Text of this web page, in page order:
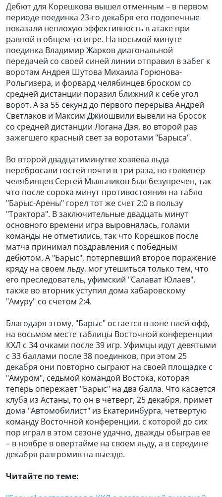
Дебют для Корешкова вышел отменным – в первом
периоде поединка 23-го декабря его подопечные
показали неплохую эффективность в атаке при
равной в общем-то игре. На восьмой минуте
поединка Владимир Жарков диагональной
передачей со своей синей линии отправил в забег к
воротам Андрея Шутова Михаила Горюнова-
Рольгизера, и форвард челябинцев броском со
средней дистанции поразил ближний к себе угол
ворот. А за 55 секунд до первого перерыва Андрей
Светлаков и Максим Джиошвили вывели на бросок
со средней дистанции Логана Дэя, во второй раз
зажегшего красный свет за воротами "Барыса".
Во второй двадцатиминутке хозяева льда
перебросали гостей почти в три раза, но голкипер
челябинцев Сергей Мыльников был безупречен, так
что после сорока минут противостояния на табло
"Барыс-Арены" горел тот же счет 2:0 в пользу
"Трактора". В заключительные двадцать минут
основного времени игра выровнялась, голами
команды не отметились, так что Корешков после
матча принимал поздравления с победным
дебютом. А "Барыс", потерпевший второе поражение
кряду на своем льду, мог утешиться только тем, что
его преследователь, уфимский "Салават Юлаев",
также во вторник уступил дома хабаровскому
"Амуру" со счетом 2:4.
Благодаря этому, "Барыс" остается в зоне плей-офф,
на восьмом месте таблицы Восточной конференции
КХЛ с 34 очками после 39 игр. Уфимцы идут девятыми
с 33 баллами после 38 поединков, при этом 25
декабря они повторно сыграют на своей площадке с
"Амуром", седьмой командой Востока, которая
теперь опережает "Барыс" на два балла. Что касается
клуба из Астаны, то он в четверг, 25 декабря, примет
дома "Автомобилист" из Екатеринбурга, четвертую
команду Восточной конференции, с которой до сих
пор играл в этом сезоне удачно, дважды обыграв ее
– в ноябре в овертайме на своем льду, а в середине
декабря разгромив на выезде.
Читайте по теме: